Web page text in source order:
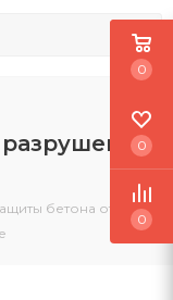
бетона от
0
0
0